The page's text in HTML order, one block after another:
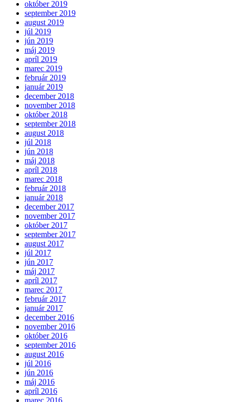
október 2019
september 2019
august 2019
júl 2019
jún 2019
máj 2019
apríl 2019
marec 2019
február 2019
január 2019
december 2018
november 2018
október 2018
september 2018
august 2018
júl 2018
jún 2018
máj 2018
apríl 2018
marec 2018
február 2018
január 2018
december 2017
november 2017
október 2017
september 2017
august 2017
júl 2017
jún 2017
máj 2017
apríl 2017
marec 2017
február 2017
január 2017
december 2016
november 2016
október 2016
september 2016
august 2016
júl 2016
jún 2016
máj 2016
apríl 2016
marec 2016